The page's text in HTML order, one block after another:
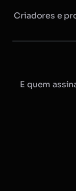
Criadores e
Maurício
E quem